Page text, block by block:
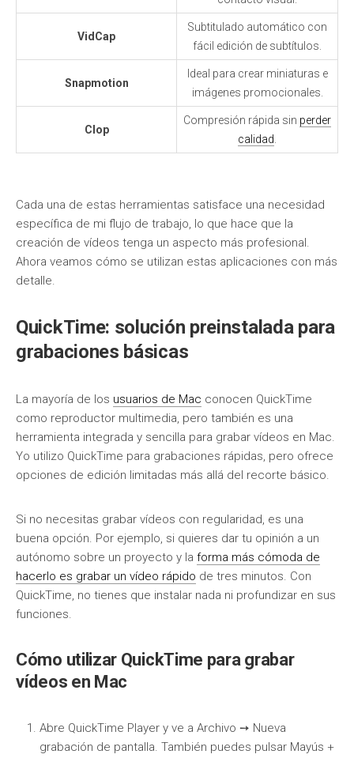
VidCap
Subtitulado automático con
fácil edición de subtítulos.
Snapmotion
Ideal para crear miniaturas e
imágenes promocionales.
Clop
Compresión rápida sin perder
calidad
Cada una de estas herramientas satisface una necesidad
específica de mi flujo de trabajo, lo que hace que la
creación de vídeos tenga un aspecto más profesional.
Ahora veamos cómo se utilizan estas aplicaciones con más
detalle.
QuickTime: solución preinstalada para
grabaciones básicas
La mayoría de los usuarios de Mac conocen QuickTime
como reproductor multimedia, pero también es una
herramienta integrada y sencilla para grabar vídeos en Mac.
Yo utilizo QuickTime para grabaciones rápidas, pero ofrece
opciones de edición limitadas más allá del recorte básico.
Si no necesitas grabar vídeos con regularidad, es una
buena opción. Por ejemplo, si quieres dar tu opinión a un
autónomo sobre un proyecto y la forma más cómoda de
hacerlo es grabar un vídeo rápido de tres minutos. Con
QuickTime, no tienes que instalar nada ni profundizar en sus
funciones.
Cómo utilizar QuickTime para grabar
vídeos en Mac
Abre QuickTime Player y ve a Archivo ➙ Nueva
grabación de pantalla. También puedes pulsar Mayús +